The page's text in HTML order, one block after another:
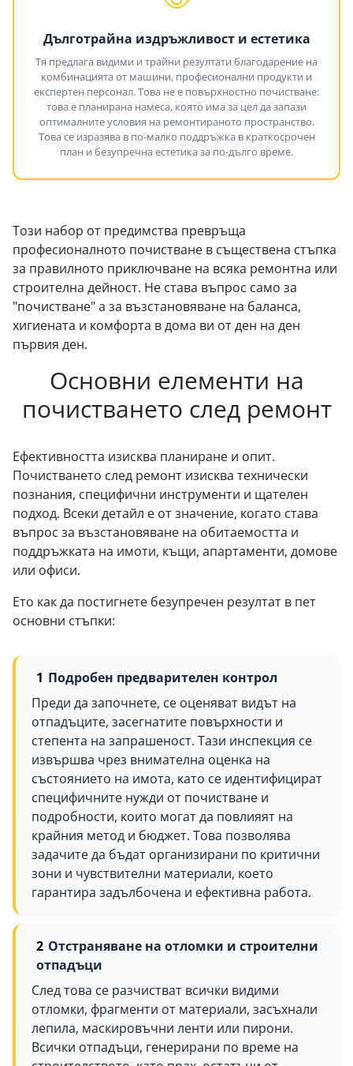
Дълготрайна издръжливост и естетика
Тя предлага видими и трайни резултати благодарение на
комбинацията от машини, професионални продукти и
експертен персонал. Това не е повърхностно почистване:
това е планирана намеса, която има за цел да запази
оптималните условия на ремонтираното пространство.
Това се изразява в по-малко поддръжка в краткосрочен
план и безупречна естетика за по-дълго време.
Този набор от предимства превръща
професионалното почистване в съществена стъпка
за правилното приключване на всяка ремонтна или
строителна дейност. Не става въпрос само за
"почистване" а за възстановяване на баланса,
хигиената и комфорта в дома ви от ден на ден
първия ден.
Основни елементи на
почистването след ремонт
Ефективността изисква планиране и опит.
Почистването след ремонт изисква технически
познания, специфични инструменти и щателен
подход. Всеки детайл е от значение, когато става
въпрос за възстановяване на обитаемостта и
поддръжката на имоти, къщи, апартаменти, домове
или офиси.
Ето как да постигнете безупречен резултат в пет
основни стъпки:
Подробен предварителен контрол
Преди да започнете, се оценяват видът на
отпадъците, засегнатите повърхности и
степента на запрашеност. Тази инспекция се
извършва чрез внимателна оценка на
състоянието на имота, като се идентифицират
специфичните нужди от почистване и
подробности, които могат да повлияят на
крайния метод и бюджет. Това позволява
задачите да бъдат организирани по критични
зони и чувствителни материали, което
гарантира задълбочена и ефективна работа.
Отстраняване на отломки и строителни
отпадъци
След това се разчистват всички видими
отломки, фрагменти от материали, засъхнали
лепила, маскировъчни ленти или пирони.
Всички отпадъци, генерирани по време на